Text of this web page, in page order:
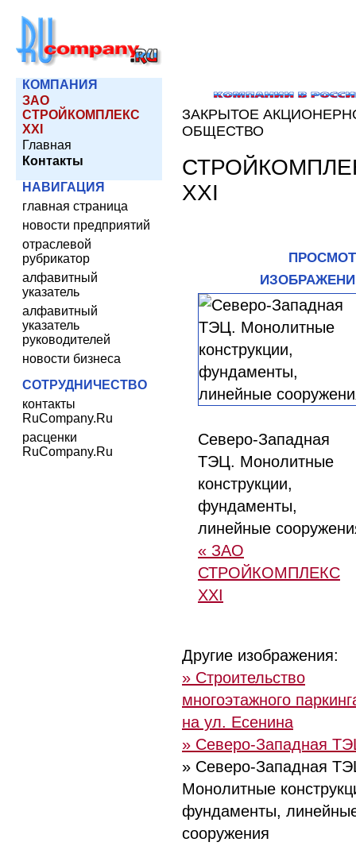
КОМПАНИЯ
ЗАО
СТРОЙКОМПЛЕКС
XXI
Главная
Контакты
НАВИГАЦИЯ
главная страница
новости предприятий
отраслевой
рубрикатор
алфавитный
указатель
алфавитный
указатель
руководителей
новости бизнеса
СОТРУДНИЧЕСТВО
контакты
RuCompany.Ru
расценки
RuCompany.Ru
ЗАКРЫТОЕ
ОБЩЕСТВО
XXI
Северо-Западная
ТЭЦ. Монолитные
конструкции,
фундаменты,
линейные
« ЗАО
СТРОЙКОМПЛЕКС
XXI
Другие изображения:
» Строительство
многоэтажного
на ул. Есенина
» Северо-Западная
» Северо-Западная
Монолитные
фундаменты,
сооружения